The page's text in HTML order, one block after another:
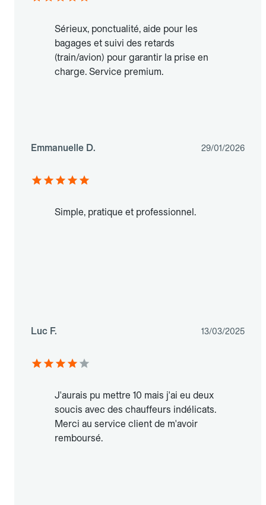
Sérieux, ponctualité, aide pour les
bagages et suivi des retards
(train/avion) pour garantir la prise en
charge. Service premium.
Emmanuelle D. 29/01/2026
Simple, pratique et professionnel.
Luc F. 13/03/2025
J'aurais pu mettre 10 mais j'ai eu deux
soucis avec des chauffeurs indélicats.
Merci au service client de m'avoir
remboursé.